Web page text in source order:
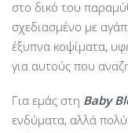
στο δικό του
σχεδιασμένο με
έξυπνα κοψίματα,
για αυτούς που
Για εμάς στη Baby
ενδύματα, αλλά